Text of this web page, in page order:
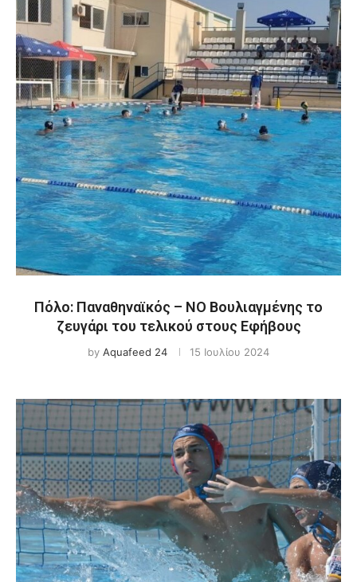
Πόλο: Παναθηναϊκός – ΝΟ Βουλιαγμένης το
ζευγάρι του τελικού στους Εφήβους
by Aquafeed 24 15 Ιουλίου 2024